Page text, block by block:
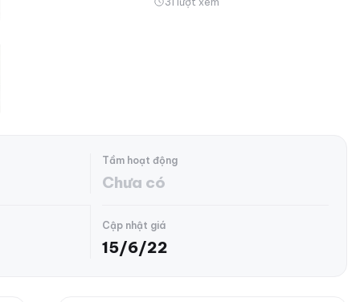
Tầm hoạt động
Chưa có
Cập nhật giá
15/6/22